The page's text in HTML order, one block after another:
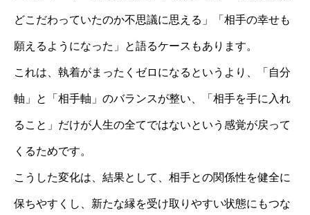
どこだわっていたのか不思議に思える」「相手の幸せも
願えるようになった」と語るケースもあります。
これは、執着がまったくゼロになるというより、「自分
軸」と「相手軸」のバランスが整い、「相手を手に入れ
ること」だけが人生の全てではないという感覚が戻って
くるためです。
こうした変化は、結果として、相手との関係性を健全に
保ちやすくし、新たな縁を受け取りやすい状態にもつな